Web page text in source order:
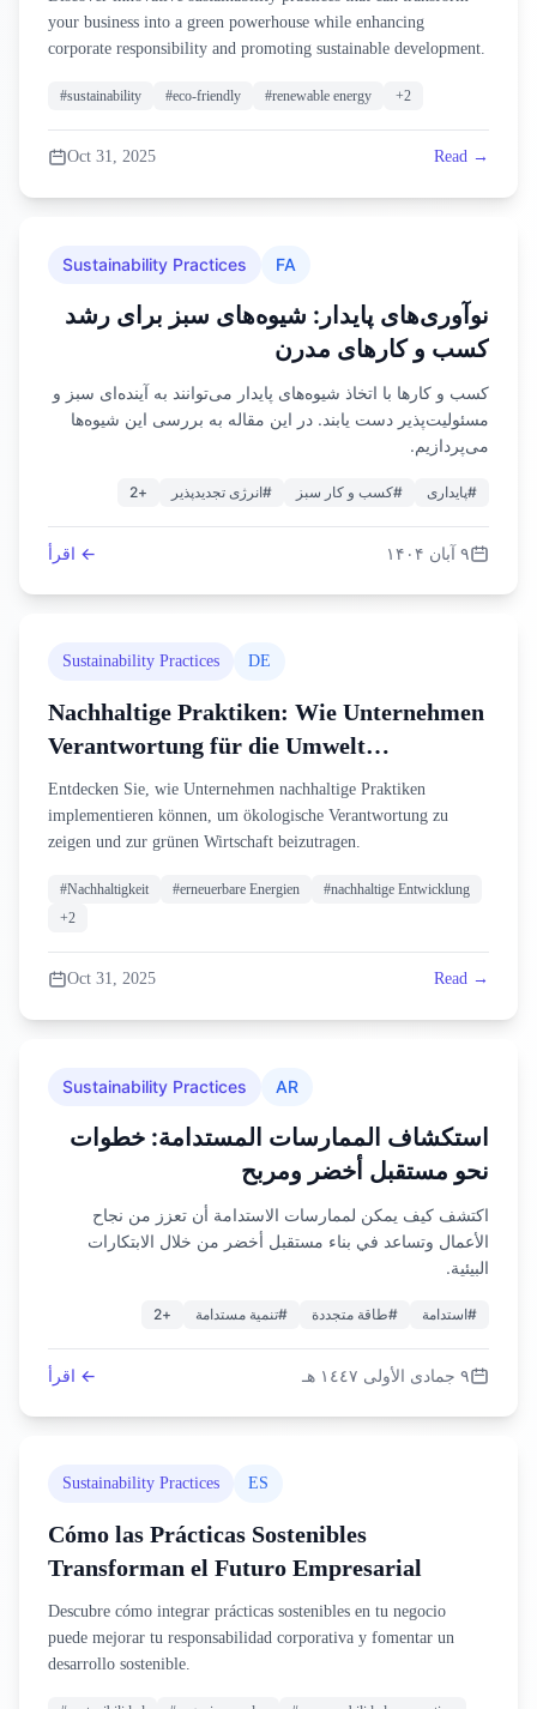
your business into a green powerhouse while enhancing
corporate responsibility and promoting sustainable development.
#sustainability #eco-friendly #renewable energy +2
Oct 31, 2025 Read →
Sustainability Practices FA
نوآوری‌های پایدار: شیوه‌های سبز برای رشد
کسب و کارهای مدرن
کسب و کارها با اتخاذ شیوه‌های پایدار می‌توانند به آینده‌ای سبز و
مسئولیت‌پذیر دست یابند. در این مقاله به بررسی این شیوه‌ها
می‌پردازیم.
#پایداری #کسب و کار سبز #انرژی تجدیدپذیر +
2
۹ آبان ۱۴۰۴ ← اقرأ
Sustainability Practices DE
Nachhaltige Praktiken: Wie Unternehmen
Verantwortung für die Umwelt
übernehmen
Entdecken Sie, wie Unternehmen nachhaltige Praktiken
implementieren können, um ökologische Verantwortung zu
zeigen und zur grünen Wirtschaft beizutragen.
#Nachhaltigkeit #erneuerbare Energien #nachhaltige Entwicklung
+2
Oct 31, 2025 Read →
Sustainability Practices AR
استكشاف الممارسات المستدامة: خطوات
نحو مستقبل أخضر ومربح
اكتشف كيف يمكن لممارسات الاستدامة أن تعزز من نجاح
الأعمال وتساعد في بناء مستقبل أخضر من خلال الابتكارات
البيئية.
#استدامة #طاقة متجددة #تنمية مستدامة +
2
٩ جمادى الأولى ١٤٤٧ هـ ← اقرأ
Sustainability Practices ES
Cómo las Prácticas Sostenibles
Transforman el Futuro Empresarial
Descubre cómo integrar prácticas sostenibles en tu negocio
puede mejorar tu responsabilidad corporativa y fomentar un
desarrollo sostenible.